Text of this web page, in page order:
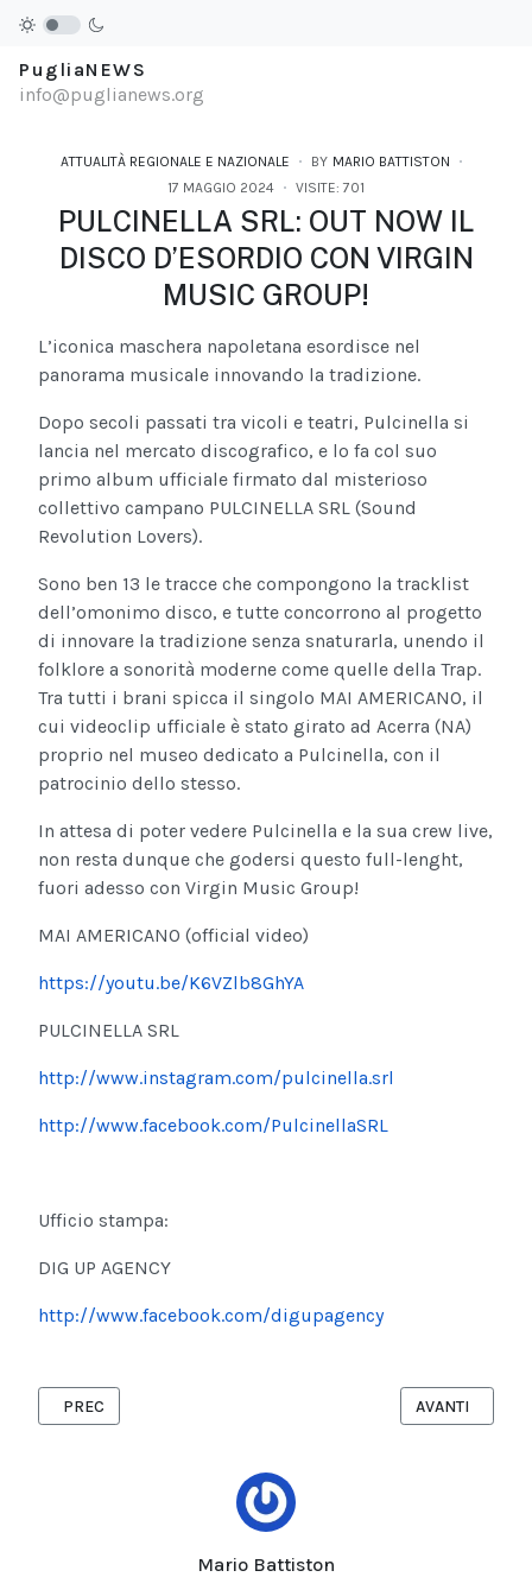
PugliaNEWS
info@puglianews.org
ATTUALITÀ REGIONALE E NAZIONALE BY MARIO BATTISTON
17 MAGGIO 2024
VISITE: 701
PULCINELLA SRL: OUT NOW IL
DISCO D’ESORDIO CON VIRGIN
MUSIC GROUP!
Mario Battiston
L’iconica maschera napoletana esordisce nel
panorama musicale innovando la tradizione.
Dopo secoli passati tra vicoli e teatri, Pulcinella si
lancia nel mercato discografico, e lo fa col suo
primo album ufficiale firmato dal misterioso
collettivo campano PULCINELLA SRL (Sound
Revolution Lovers).
Sono ben 13 le tracce che compongono la tracklist
dell’omonimo disco, e tutte concorrono al progetto
di innovare la tradizione senza snaturarla, unendo il
folklore a sonorità moderne come quelle della Trap.
Tra tutti i brani spicca il singolo MAI AMERICANO, il
cui videoclip ufficiale è stato girato ad Acerra (NA)
proprio nel museo dedicato a Pulcinella, con il
patrocinio dello stesso.
In attesa di poter vedere Pulcinella e la sua crew live,
non resta dunque che godersi questo full-lenght,
fuori adesso con Virgin Music Group!
MAI AMERICANO (official video)
https://youtu.be/K6VZlb8GhYA
PULCINELLA SRL
http://www.instagram.com/pulcinella.srl
http://www.facebook.com/PulcinellaSRL
Ufficio stampa:
DIG UP AGENCY
http://www.facebook.com/digupagency
ARTICOLO PRECEDENTE: CINGHIALI E DANNI ALLE COLTURE,
PREC ARTICOLO
AVANTI